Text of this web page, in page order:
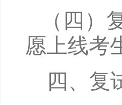
（四）
愿上线考
四、复